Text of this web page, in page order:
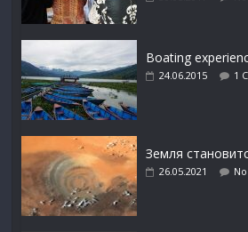
Boating
24.06.2015 1
Земля
26.05.2021